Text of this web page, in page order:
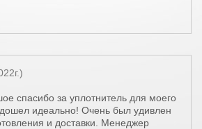
спасибо за уплотнитель для моего
идеально! Очень был удивлен
и доставки. Менеджер